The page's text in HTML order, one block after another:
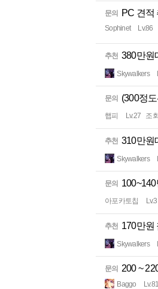
문의 PC 견적
Sophinet Lv.86
추천 380만원
Skywalkers
문의 (300정
햅피 Lv.27 조
추천 310만원
Skywalkers
문의
아포카토칩 Lv.3
추천 170만원
Skywalkers
문의 200 ~
Baggo Lv.81